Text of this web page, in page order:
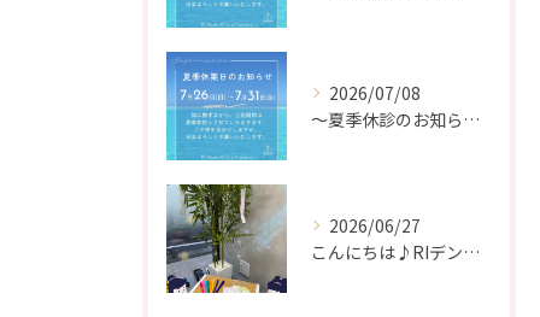
2026/07/08
〜夏季休診のお知らせ〜
2026/06/27
こんにちは♪RIデンタルクリニック中野です🦷